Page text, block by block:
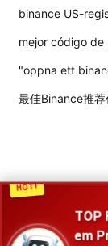
HOT!
TOP
em
binance US-
mejor código de
"oppna ett
最佳Binance推荐
2026